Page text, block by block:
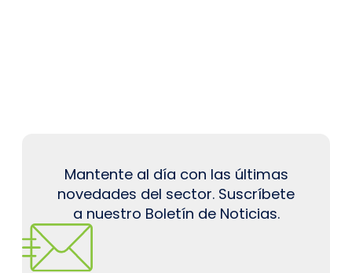
Mantente al día con las últimas
novedades del sector. Suscríbete
a nuestro Boletín de Noticias.